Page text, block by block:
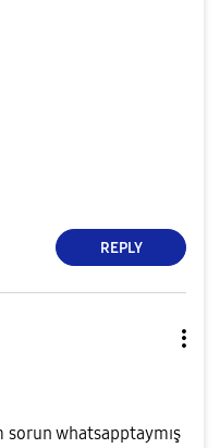
REPLY
sorun whatsapptaymış